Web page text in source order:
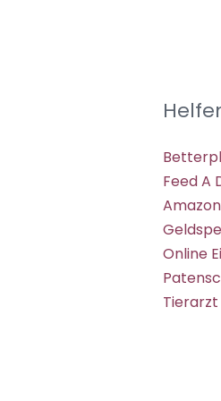
Feed A
Online